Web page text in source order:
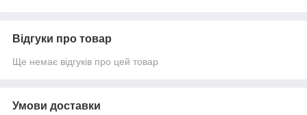
Відгуки про товар
Ще немає відгуків про цей товар
Умови доставки